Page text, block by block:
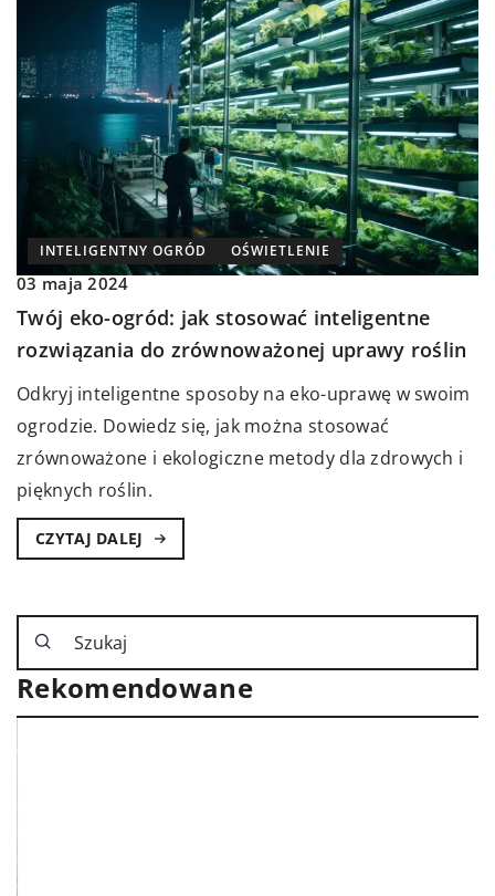
INTELIGENTNY OGRÓD OŚWIETLENIE
03 maja 2024
Twój eko-ogród: jak stosować inteligentne
rozwiązania do zrównoważonej uprawy roślin
Odkryj inteligentne sposoby na eko-uprawę w swoim
ogrodzie. Dowiedz się, jak można stosować
zrównoważone i ekologiczne metody dla zdrowych i
pięknych roślin.
CZYTAJ DALEJ
Rekomendowane